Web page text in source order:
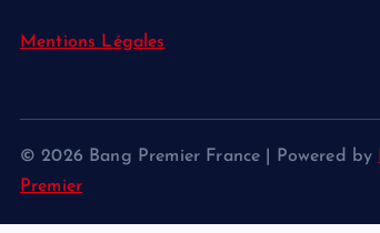
Mentions Légales
© 2026 Bang Premier France | Powered by
Premier